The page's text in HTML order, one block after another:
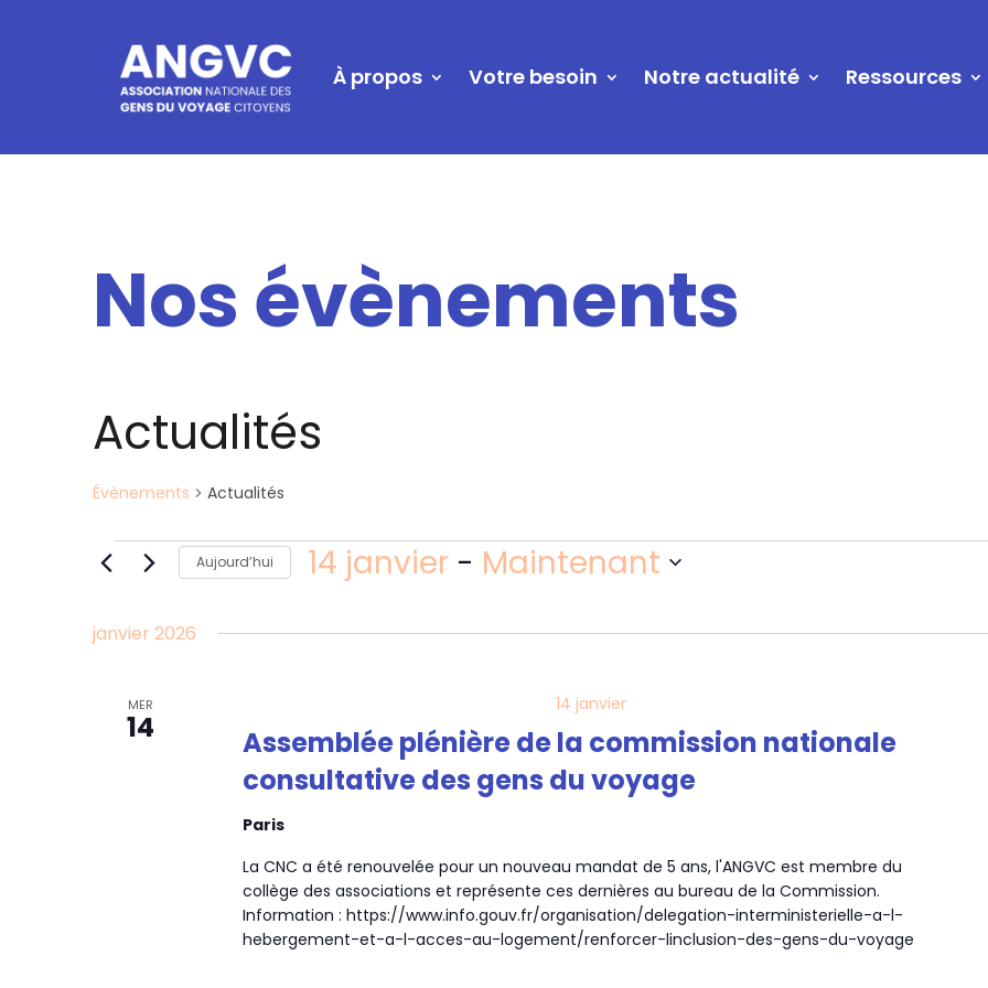
À propos Votre besoin Notre actualité Ressources
Nos évènements
Actualités
Évènements Actualités
Évènements
Aujourd’hui 14 janvier - Maintenant
une
janvier 2026
MER
14
Assemblée plénière de la commission nationale
consultative des gens du voyage
14 janvier
Paris
La CNC a été renouvelée pour un nouveau mandat de 5 ans, l'ANGVC est membre du
collège des associations et représente ces dernières au bureau de la Commission.
Information : https://www.info.gouv.fr/organisation/delegation-interministerielle-a-l-
hebergement-et-a-l-acces-au-logement/renforcer-linclusion-des-gens-du-voyage